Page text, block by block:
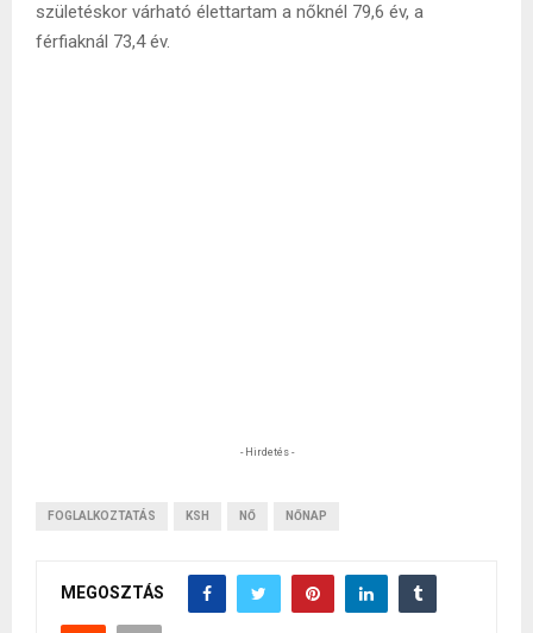
születéskor várható élettartam a nőknél 79,6 év, a
férfiaknál 73,4 év.
- Hirdetés -
FOGLALKOZTATÁS KSH NŐ NŐNAP
MEGOSZTÁS